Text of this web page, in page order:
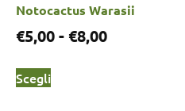
Notocactus Warasii
€5,00- €8,00
Scegli